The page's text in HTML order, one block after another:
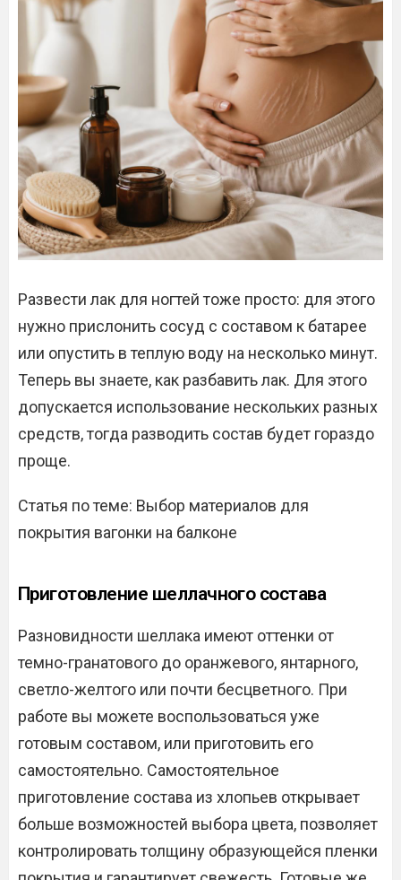
Развести лак для ногтей тоже просто: для этого
нужно прислонить сосуд с составом к батарее
или опустить в теплую воду на несколько минут.
Теперь вы знаете, как разбавить лак. Для этого
допускается использование нескольких разных
средств, тогда разводить состав будет гораздо
проще.
Статья по теме: Выбор материалов для
покрытия вагонки на балконе
Приготовление шеллачного состава
Разновидности шеллака имеют оттенки от
темно-гранатового до оранжевого, янтарного,
светло-желтого или почти бесцветного. При
работе вы можете воспользоваться уже
готовым составом, или приготовить его
самостоятельно. Самостоятельное
приготовление состава из хлопьев открывает
больше возможностей выбора цвета, позволяет
контролировать толщину образующейся пленки